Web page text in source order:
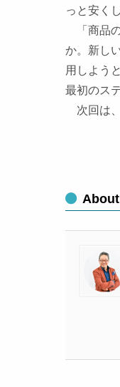
っと安く
「商品
か。新し
用しよう
最初のス
次回は、